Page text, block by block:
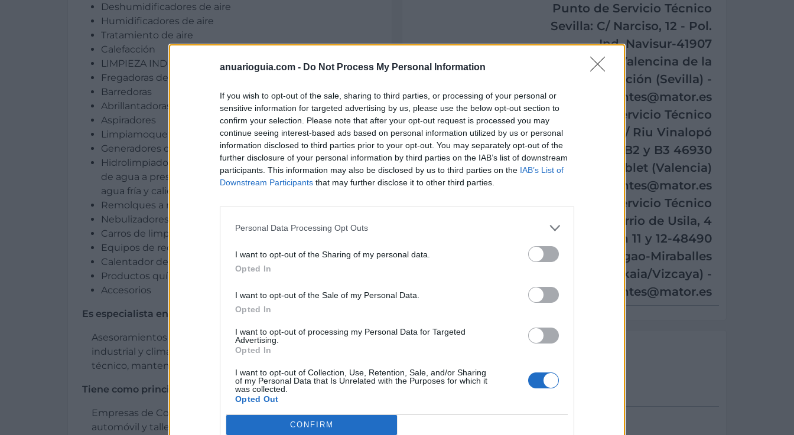
anuarioguia.com - Do Not Process My Personal Information
If you wish to opt-out of the sale, sharing to third parties, or processing of your personal or
sensitive information for targeted advertising by us, please use the below opt-out section to
confirm your selection. Please note that after your opt-out request is processed you may
continue seeing interest-based ads based on personal information utilized by us or personal
information disclosed to third parties prior to your opt-out. You may separately opt-out of the
further disclosure of your personal information by third parties on the IAB’s list of downstream
participants. This information may also be disclosed by us to third parties on the IAB’s List of
Downstream Participants that may further disclose it to other third parties.
Personal Data Processing Opt Outs
I want to opt-out of the Sharing of my personal data.
Opted In
I want to opt-out of the Sale of my Personal Data.
Opted In
I want to opt-out of processing my Personal Data for Targeted
Advertising.
Opted In
I want to opt-out of Collection, Use, Retention, Sale, and/or Sharing
of my Personal Data that Is Unrelated with the Purposes for which it
was collected.
Opted Out
CONFIRM
Deshumidificadores de aire
Humidificadores de aire
Tratamiento de aire
Calefacción
LIMPIEZA INDUSTRIAL
Fregadoras de pavimentos
Barredoras
Abrillantadoras Pulidoras rotativas
Aspiradores
Limpiamoquetas
Generadores de vapor
Hidrolimpiadoras de agua fría y caliente, a motor, Grupos
de agua a presión agua caliente y Grupos alta presión de
agua fría y caliente
Remolques a medida y Configuraciones Especiales.
Nebulizadores espuma y spray
Carros de limpieza
Equipos de reciclado de agua
Calentador de agua independiente
Productos químicos
Accesorios
Es especialista en:
Asesoramientos y distribución de maquinaria de limpieza
industrial y climatización. Puesta apunto, asesoramiento
técnico, mantenimiento preventivo
Tiene como principales clientes a:
Empresas de Construcción, ingenierías, talleres del
automóvil y talleres del metal, industrias, edificios públicos,
Otras direcciones
Punto de Servicio Técnico
Sevilla: C/ Narciso, 12 - Pol.
Ind. Navisur-41907
Valencina de la
Concepción (Sevilla) -
clientes@mator.es
Punto de Servicio Técnico
Valencia: C/ Riu Vinalopó
15, Nave B2 y B3 46930
Quart de Poblet (Valencia)
- clientes@mator.es
Punto de Servicio Técnico
Bizkaia: Barrio de Usila, 4
pabellón 11 y 12-48490
Ugao-Miraballes
(Bizkaia/Vizcaya) -
clientes@mator.es
Asesor Comercial:
Atención al cliente: